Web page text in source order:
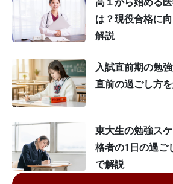
は？現役合格に
解説
入試直前期の勉
直前の過ごし方
東大生の勉強ス
格者の1日の過ご
で解説